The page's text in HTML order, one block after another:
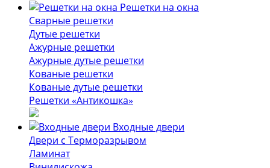
Решетки на окна
Сварные решетки
Дутые решетки
Ажурные решетки
Ажурные дутые решетки
Кованые решетки
Кованые дутые решетки
Решетки «Антикошка»
Входные двери
Двери с Терморазрывом
Ламинат